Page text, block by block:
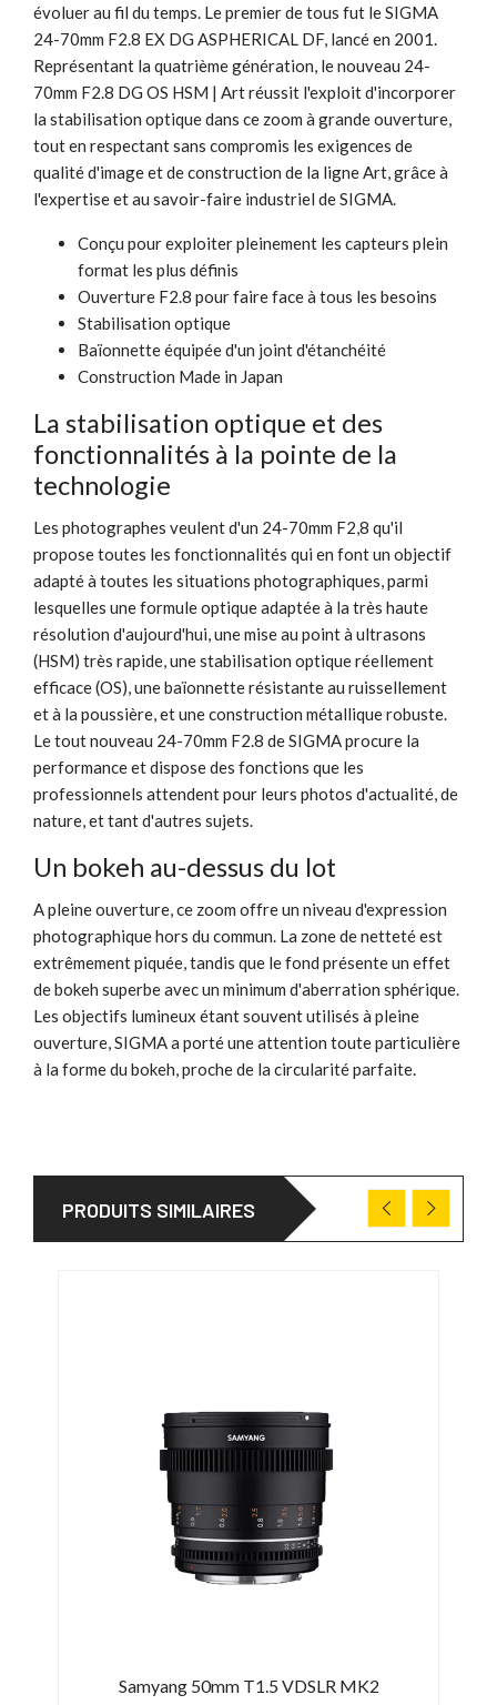
évoluer au fil du temps. Le premier de tous fut le SIGMA
24-70mm F2.8 EX DG ASPHERICAL DF, lancé en 2001.
Représentant la quatrième génération, le nouveau 24-
70mm F2.8 DG OS HSM | Art réussit l'exploit d'incorporer
la stabilisation optique dans ce zoom à grande ouverture,
tout en respectant sans compromis les exigences de
qualité d'image et de construction de la ligne Art, grâce à
l'expertise et au savoir-faire industriel de SIGMA.
Conçu pour exploiter pleinement les capteurs plein
format les plus définis
Ouverture F2.8 pour faire face à tous les besoins
Stabilisation optique
Baïonnette équipée d'un joint d'étanchéité
Construction Made in Japan
La stabilisation optique et des
fonctionnalités à la pointe de la
technologie
Les photographes veulent d'un 24-70mm F2,8 qu'il
propose toutes les fonctionnalités qui en font un objectif
adapté à toutes les situations photographiques, parmi
lesquelles une formule optique adaptée à la très haute
résolution d'aujourd'hui, une mise au point à ultrasons
(HSM) très rapide, une stabilisation optique réellement
efficace (OS), une baïonnette résistante au ruissellement
et à la poussière, et une construction métallique robuste.
Le tout nouveau 24-70mm F2.8 de SIGMA procure la
performance et dispose des fonctions que les
professionnels attendent pour leurs photos d'actualité, de
nature, et tant d'autres sujets.
Un bokeh au-dessus du lot
A pleine ouverture, ce zoom offre un niveau d'expression
photographique hors du commun. La zone de netteté est
extrêmement piquée, tandis que le fond présente un effet
de bokeh superbe avec un minimum d'aberration sphérique.
Les objectifs lumineux étant souvent utilisés à pleine
ouverture, SIGMA a porté une attention toute particulière
à la forme du bokeh, proche de la circularité parfaite.
PRODUITS SIMILAIRES
Samyang 50mm T1.5 VDSLR MK2